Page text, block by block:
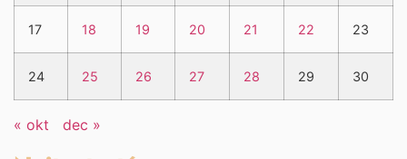
17 18 19 20 21 22 23
24 25 26 27 28 29 30
« okt dec »